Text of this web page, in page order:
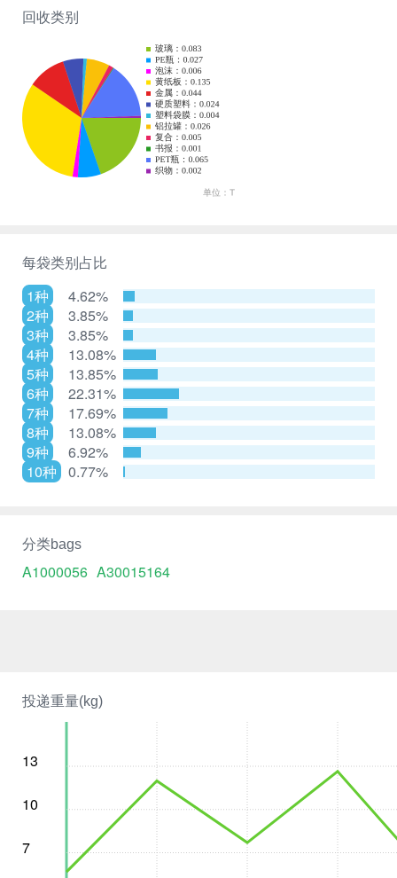
投递重量(kg)
13
10
7
回收类别
每袋类别占比
1种
4.62%
2种
3.85%
3种
3.85%
4种
13.08%
5种
13.85%
6种
22.31%
7种
17.69%
8种
13.08%
9种
6.92%
10种
0.77%
分类bags
A1000056 A30015164